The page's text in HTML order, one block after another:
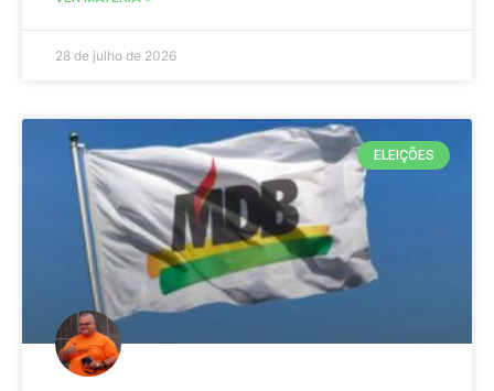
28 de julho de 2026
ELEIÇÕES